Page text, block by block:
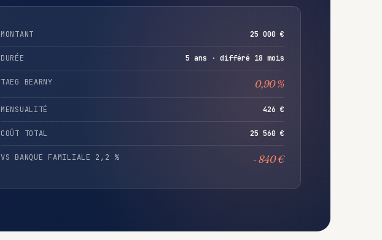
MONTANT 25 000 €
DURÉE 5 ans · différé 18 mois
TAEG BEARNY 0,90 %
MENSUALITÉ 426 €
COÛT TOTAL 25 560 €
VS BANQUE FAMILIALE 2,2 % - 840 €